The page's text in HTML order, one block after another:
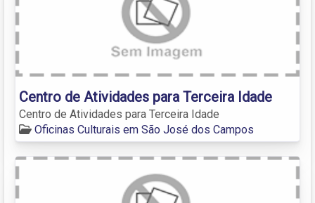
Centro de Atividades para Terceira Idade
Centro de Atividades para Terceira Idade
Oficinas Culturais em São José dos Campos